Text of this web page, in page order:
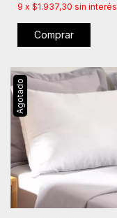
9 x $1.937,30 sin interés